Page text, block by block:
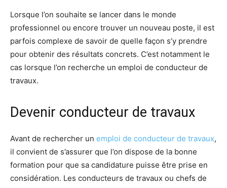
Lorsque l’on souhaite se lancer dans le monde
professionnel ou encore trouver un nouveau poste, il est
parfois complexe de savoir de quelle façon s’y prendre
pour obtenir des résultats concrets. C’est notamment le
cas lorsque l’on recherche un emploi de conducteur de
travaux.
Devenir conducteur de travaux
Avant de rechercher un emploi de conducteur de travaux,
il convient de s’assurer que l’on dispose de la bonne
formation pour que sa candidature puisse être prise en
considération. Les conducteurs de travaux ou chefs de